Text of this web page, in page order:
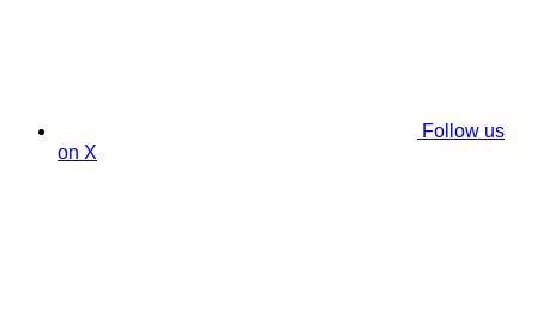
Follow us
on X